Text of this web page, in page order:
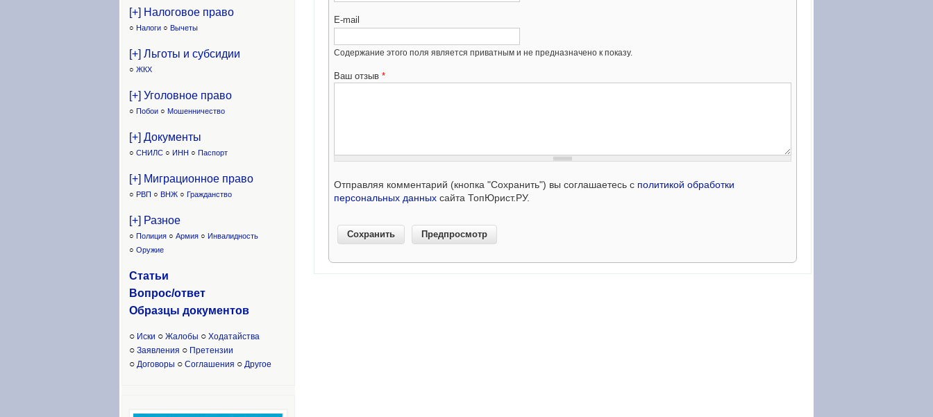
E-mail
Содержание этого поля является приватным и не предназначено к показу.
Ваш отзыв *
Отправляя комментарий (кнопка "Сохранить") вы соглашаетесь с политикой обработки
персональных данных сайта ТопЮрист.РУ.
[+] Налоговое право
○ Налоги ○ Вычеты
[+] Льготы и субсидии
○ ЖКХ
[+] Уголовное право
○ Побои ○ Мошенничество
[+] Документы
○ СНИЛС ○ ИНН ○ Паспорт
[+] Миграционное право
○ РВП ○ ВНЖ ○ Гражданство
[+] Разное
○ Полиция ○ Армия ○ Инвалидность
○ Оружие
Статьи
Вопрос/ответ
Образцы документов
○ Иски ○ Жалобы ○ Ходатайства
○ Заявления ○ Претензии
○ Договоры ○ Соглашения ○ Другое